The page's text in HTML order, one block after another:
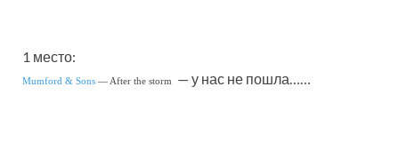
1 место:
Mumford & Sons — After the storm — у нас не пошла……